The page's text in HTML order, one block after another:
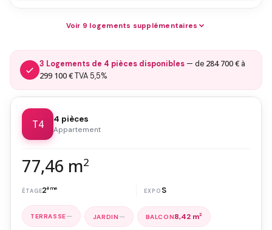
Voir 9 logements supplémentaires
3 Logements de 4 pièces disponibles — de 284 700 € à
299 100 €TVA 5,5%
T4 4 pièces
Appartement
77,46 m2
2ème S
— — 8,42 m2